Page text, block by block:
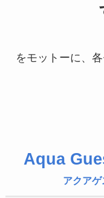
をモットーに、
Aqua
アクア